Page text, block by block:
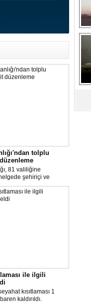
tolplu
81 valiliğine
şehiriçi ve
taşımacılığında
kullanma
ile ilgili
kısıtlaması 1
kaldırıldı.